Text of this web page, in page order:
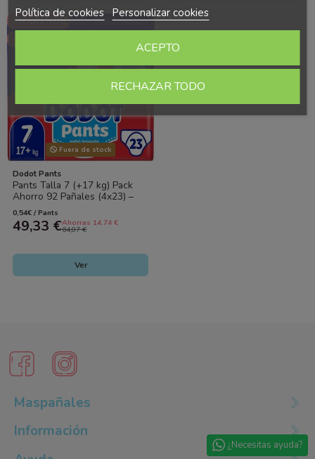
¡EN OFERTA!
Fuera de stock
Dodot Pants
Pants Talla 7 (+17 kg) Pack
Ahorro 92 Pañales (4x23) –
Máxima Comodidad para Niños
Grandes
0,54€ / Pants
49,33 €Ahorras 14.74 €
64,07 €
Ver
Maspañales
Información
Política de cookies Personalizar cookies
RECHAZAR TODO
ACEPTO
¿Necesitas ayuda?